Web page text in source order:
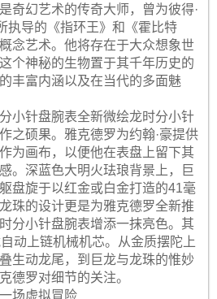
奇幻艺术的传奇大师，曾为彼得·
执导的《指环王》和《霍比特
念艺术。他将存在于大众想象世
个神秘的生物置于其千年历史的
丰富内涵以及在当代的多面魅
小针盘腕表全新微绘龙时分小针
之硕果。雅克德罗为约翰·豪提供
为画布，以便他在表盘上留下其
。深蓝色大明火珐琅背景上，巨
盘旋于以红金或白金打造的41毫
珠的设计更是为雅克德罗全新推
分小针盘腕表增添一抹亮色。其
动上链机械机芯。从金质摆陀上
生动龙尾，到巨龙与龙珠的惟妙
德罗对细节的关注。
场虚拟冒险